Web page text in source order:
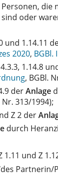
die
oder
und 1.14.11
2020, BGBl.
1.14.8
, BGBl.
derAnlage
Nr. 313/1994);
Z 2 der
durch
und Z